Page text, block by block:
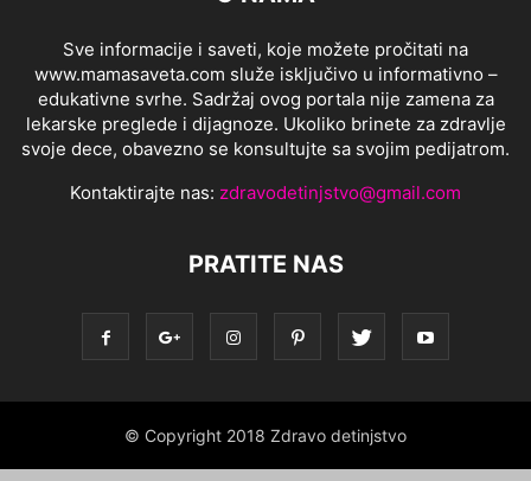
Sve informacije i saveti, koje možete pročitati na
www.mamasaveta.com služe isključivo u informativno –
edukativne svrhe. Sadržaj ovog portala nije zamena za
lekarske preglede i dijagnoze. Ukoliko brinete za zdravlje
svoje dece, obavezno se konsultujte sa svojim pedijatrom.
Kontaktirajte nas: zdravodetinjstvo@gmail.com
PRATITE NAS
© Copyright 2018 Zdravo detinjstvo